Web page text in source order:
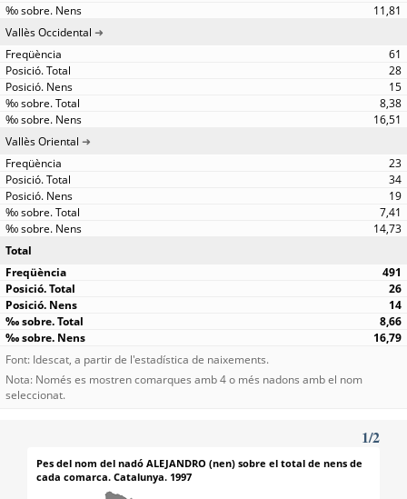
11,81
Vallès Occidental
61
28
15
8,38
16,51
Vallès Oriental
23
34
19
7,41
14,73
Total
491
26
14
8,66
16,79
Font: Idescat, a partir de l'estadística de naixements.
Nota: Només es mostren comarques amb 4 o més nadons amb el nom
seleccionat.